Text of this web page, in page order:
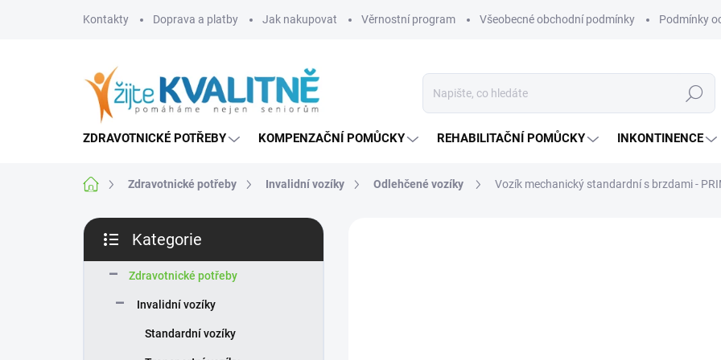
Kontakty Doprava a platby Jak nakupovat Věrnostní program Všeobecné obchodní podmínky Podmínky
Hledat
ZDRAVOTNICKÉ POTŘEBY KOMPENZAČNÍ POMŮCKY REHABILITAČNÍ POMŮCKY INKONTINENCE
Domů Zdravotnické potřeby Invalidní vozíky Odlehčené vozíky Vozík mechanický standardní s brzdami -
P
s
kategorie
Kategorie
Zdravotnické potřeby
Invalidní vozíky
Standardní vozíky